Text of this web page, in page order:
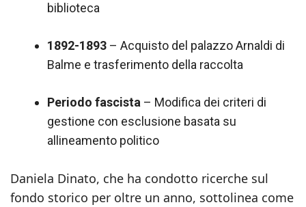
biblioteca
1892-1893 – Acquisto del palazzo Arnaldi di
Balme e trasferimento della raccolta
Periodo fascista – Modifica dei criteri di
gestione con esclusione basata su
allineamento politico
Daniela Dinato, che ha condotto ricerche sul
fondo storico per oltre un anno, sottolinea come